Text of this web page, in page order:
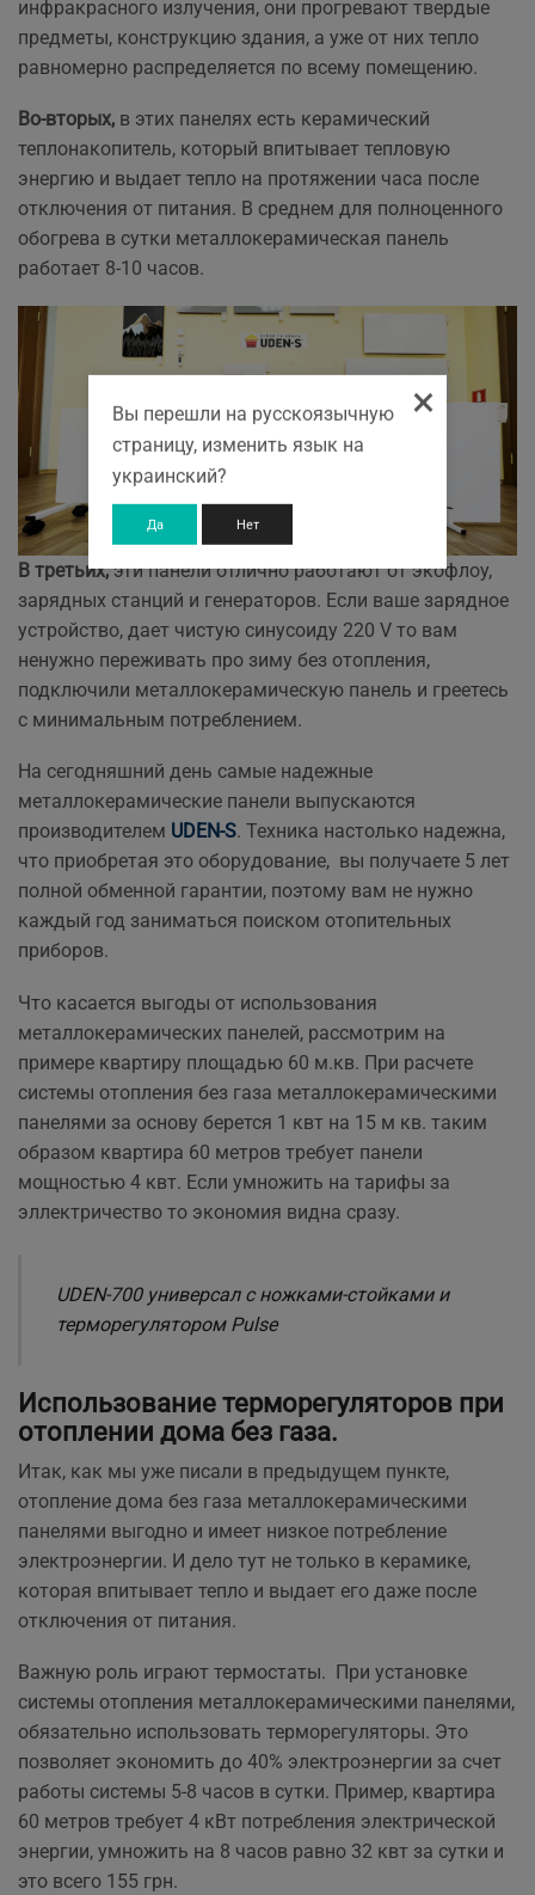
инфракрасного излучения, они прогревают твердые
предметы, конструкцию здания, а уже от них тепло
равномерно распределяется по всему помещению.
Во-вторых, в этих панелях есть керамический
теплонакопитель, который впитывает тепловую
энергию и выдает тепло на протяжении часа после
отключения от питания. В среднем для полноценного
обогрева в сутки металлокерамическая панель
работает 8-10 часов.
В третьих,эти панели отлично работают от экофлоу,
зарядных станций и генераторов. Если ваше зарядное
устройство, дает чистую синусоиду 220 V то вам
ненужно переживать про зиму без отопления,
подключили металлокерамическую панель и греетесь
с минимальным потреблением.
На сегодняшний день самые надежные
металлокерамические панели выпускаются
производителем UDEN-S. Техника настолько надежна,
что приобретая это оборудование, вы получаете 5 лет
полной обменной гарантии, поэтому вам не нужно
каждый год заниматься поиском отопительных
приборов.
Что касается выгоды от использования
металлокерамических панелей, рассмотрим на
примере квартиру площадью 60 м.кв. При расчете
системы отопления без газа металлокерамическими
панелями за основу берется 1 квт на 15 м кв. таким
образом квартира 60 метров требует панели
мощностью 4 квт. Если умножить на тарифы за
эллектричество то экономия видна сразу.
UDEN-700 универсал с ножками-стойками и
терморегулятором Pulse
Использование терморегуляторов при
отоплении дома без газа.
Итак, как мы уже писали в предыдущем пункте,
отопление дома без газа металлокерамическими
панелями выгодно и имеет низкое потребление
электроэнергии. И дело тут не только в керамике,
которая впитывает тепло и выдает его даже после
отключения от питания.
Важную роль играют термостаты. При установке
системы отопления металлокерамическими панелями,
обязательно использовать терморегуляторы. Это
позволяет экономить до 40% электроэнергии за счет
работы системы 5-8 часов в сутки. Пример, квартира
60 метров требует 4 кВт потребления электрической
энергии, умножить на 8 часов равно 32 квт за сутки и
это всего 155 грн.
×
Вы перешли на русскоязычную
страницу, изменить язык на
украинский?
Да Нет